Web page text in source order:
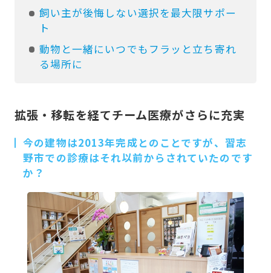
飼い主が後悔しない選択を最大限サポー
ト
動物と一緒にいつでもフラッと立ち寄れ
る場所に
拡張・移転を経てチーム医療がさらに充実
今の建物は2013年完成とのことですが、習志
野市での診療はそれ以前からされていたのです
か？